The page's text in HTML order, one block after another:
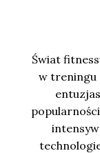
Świat
w treningu